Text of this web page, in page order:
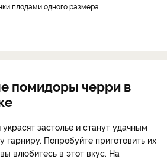
плодами одного размера
помидоры черри в
застолье и станут удачным
гарниру. Попробуйте приготовить их
влюбитесь в этот вкус. На